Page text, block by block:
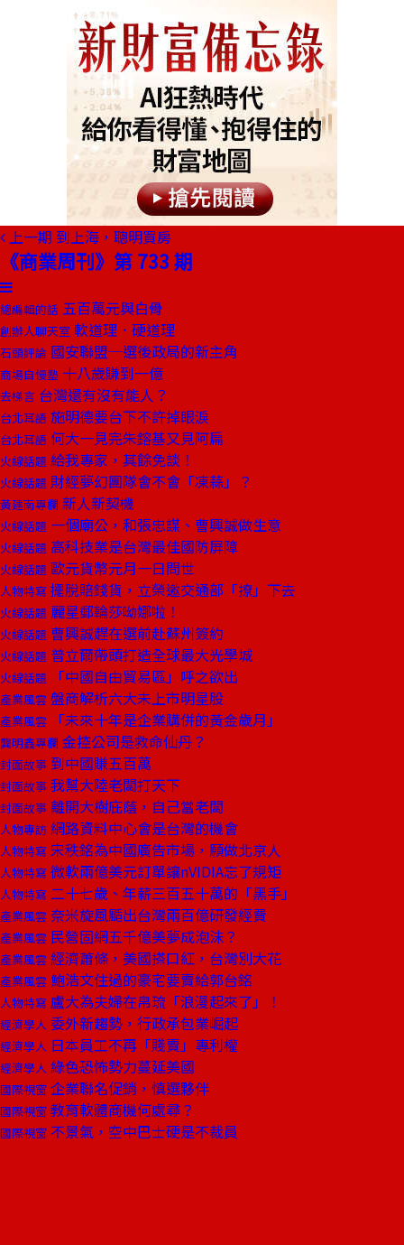
上一期 到上海，聰明買房
《商業周刊》第 733 期
總編輯的話 五百萬元與白骨
創辦人聊天室 軟道理．硬道理
石頭評論 國安聯盟─選後政局的新主角
商場自慢塾 十八歲賺到一億
去梯言 台灣還有沒有能人？
台北耳語 施明德要台下不許掉眼淚
台北耳語 何大一見完朱鎔基又見阿扁
火線話題 給我專家，其餘免談！
火線話題 財經夢幻團隊會不會「凍蒜」？
黃建南專欄 新人新契機
火線話題 一個廟公，和張忠謀、曹興誠做生意
火線話題 高科技業是台灣最佳國防屏障
火線話題 歐元貨幣元月一日問世
人物特寫 擺脫賠錢貨，立榮邀交通部「撩」下去
火線話題 麗星郵輪莎呦娜啦！
火線話題 曹興誠趕在選前赴蘇州簽約
火線話題 普立爾帶頭打造全球最大光學城
火線話題 「中國自由貿易區」呼之欲出
產業風雲 盤商解析六大未上市明星股
產業風雲 「未來十年是企業購併的黃金歲月」
龔明鑫專欄 金控公司是救命仙丹？
封面故事 到中國賺五百萬
封面故事 我幫大陸老闆打天下
封面故事 離開大樹庇蔭，自己當老闆
人物專訪 網路資料中心會是台灣的機會
人物特寫 宋秩銘為中國廣告市場，願做北京人
人物特寫 微軟兩億美元訂單讓nVIDIA忘了規矩
人物特寫 二十七歲、年薪三百五十萬的「黑手」
產業風雲 奈米旋風颳出台灣兩百億研發經費
產業風雲 民營固網五千億美夢成泡沫？
產業風雲 經濟蕭條，美國搽口紅，台灣別大花
產業風雲 鮑浩文住過的豪宅要賣給郭台銘
人物特寫 盧大為夫婦在帛琉「浪漫起來了」！
經濟學人 委外新趨勢，行政承包業崛起
經濟學人 日本員工不再「賤賣」專利權
經濟學人 綠色恐怖勢力蔓延美國
國際視窗 企業聯名促銷，慎選夥伴
國際視窗 教育軟體商機何處尋？
國際視窗 不景氣，空中巴士硬是不裁員